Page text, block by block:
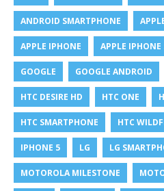
ANDROID SMARTPHONE
APPLE IPHONE APPLE IPHONE
GOOGLE GOOGLE ANDROID
HTC DESIRE HD HTC ONE
HTC SMARTPHONE HTC
IPHONE 5 LG LG
MOTOROLA MILESTONE